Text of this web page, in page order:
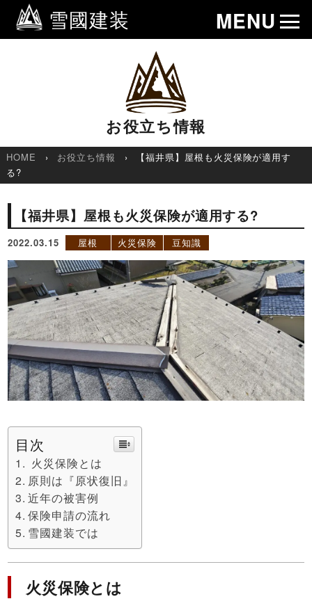
雪國建装 MENU
お役立ち情報
HOME お役立ち情報
【福井県】屋根も火災保険が適用す
る?
【福井県】屋根も火災保険が適用する?
2022.03.15 屋根 火災保険 豆知識
目次
火災保険とは
原則は『原状復旧』
近年の被害例
保険申請の流れ
雪國建装では
火災保険とは